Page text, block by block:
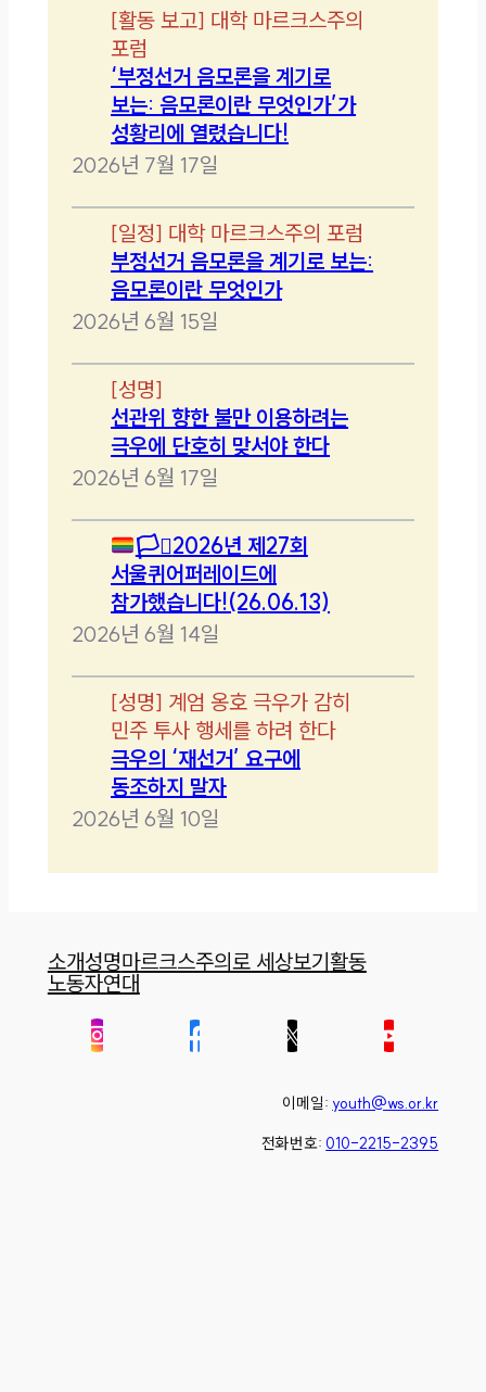
[활동 보고] 대학 마르크스주의
포럼
‘부정선거 음모론을 계기로
보는: 음모론이란 무엇인가’가
성황리에 열렸습니다!
2026년 7월 17일
[일정] 대학 마르크스주의 포럼
부정선거 음모론을 계기로 보는:
음모론이란 무엇인가
2026년 6월 15일
[성명]
선관위 향한 불만 이용하려는
극우에 단호히 맞서야 한다
2026년 6월 17일
🏳️‍⚧️2026년 제27회
서울퀴어퍼레이드에
참가했습니다!(26.06.13)
2026년 6월 14일
[성명] 계엄 옹호 극우가 감히
민주 투사 행세를 하려 한다
극우의 ‘재선거’ 요구에
동조하지 말자
2026년 6월 10일
소개성명마르크스주의로 세상보기활동
노동자연대
이메일: youth@ws.or.kr
전화번호: 010-2215-2395